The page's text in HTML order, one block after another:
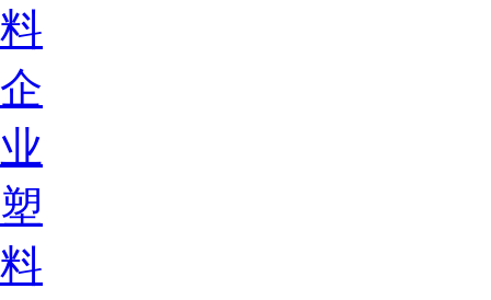
料
企
业
塑
料